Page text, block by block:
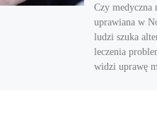
Czy medyczna
uprawiana w
ludzi szuka
leczenia
widzi uprawę